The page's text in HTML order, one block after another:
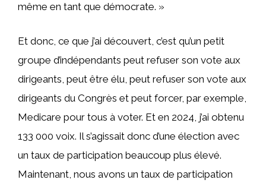
même en tant que démocrate. »
Et donc, ce que j’ai découvert, c’est qu’un petit
groupe d’indépendants peut refuser son vote aux
dirigeants, peut être élu, peut refuser son vote aux
dirigeants du Congrès et peut forcer, par exemple,
Medicare pour tous à voter. Et en 2024, j’ai obtenu
133 000 voix. Il s’agissait donc d’une élection avec
un taux de participation beaucoup plus élevé.
Maintenant, nous avons un taux de participation